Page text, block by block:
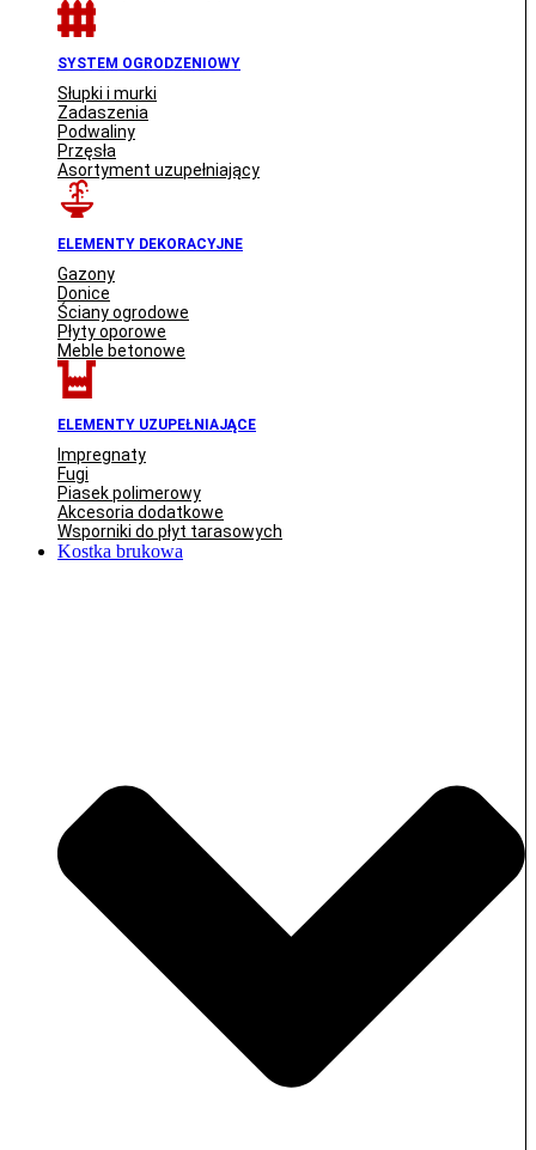
SYSTEM OGRODZENIOWY
Słupki i murki
Zadaszenia
Podwaliny
Przęsła
Asortyment uzupełniający
ELEMENTY DEKORACYJNE
Gazony
Donice
Ściany ogrodowe
Płyty oporowe
Meble betonowe
ELEMENTY UZUPEŁNIAJĄCE
Impregnaty
Fugi
Piasek polimerowy
Akcesoria dodatkowe
Wsporniki do płyt tarasowych
Kostka brukowa